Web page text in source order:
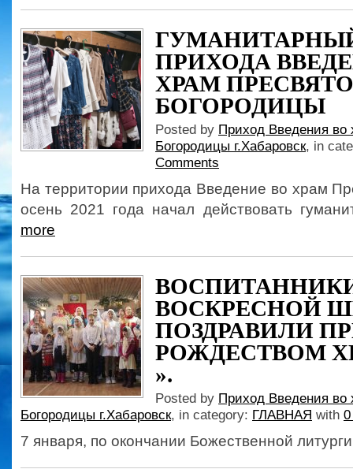
ПРИХОДА
ХРАМ
БОГОРОДИЦЫ
Posted by Приход Введения во
Богородицы г.Хабаровск, in
Comments
На территории прихода Введение во храм
осень 2021 года начал действовать
more
ВОСКРЕСНОЙ
ПОЗДРАВИЛИ
РОЖДЕСТВОМ
».
Posted by Приход Введения во
Богородицы г.Хабаровск, in category: ГЛАВНАЯ with
7 января, по окончании Божественной